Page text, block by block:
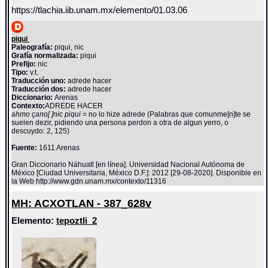
https://tlachia.iib.unam.mx/elemento/01.03.06
piqui
Paleografía: piqui, nic
Grafía normalizada: piqui
Prefijo: nic
Tipo: v.t.
Traducción uno: adrede hacer
Traducción dos: adrede hacer
Diccionario:Arenas
Contexto:ADREDE HACER
ahmo çano[ ]nic piqui= no lo hize adrede (Palabras que comunme[n]te se
suelen dezir, pidiendo una persona perdon a otra de algun yerro, o
descuydo: 2, 125)
Fuente: 1611 Arenas
Gran Diccionario Náhuatl [en línea]. Universidad Nacional Autónoma de
México [Ciudad Universitaria, México D.F.]: 2012 [29-08-2020]. Disponible en
la Web http://www.gdn.unam.mx/contexto/11316
MH: ACXOTLAN - 387_628v
Elemento:tepoztli_2